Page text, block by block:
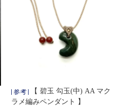
【 碧玉 勾玉(中) AA マク
ラメ編みペンダント 】